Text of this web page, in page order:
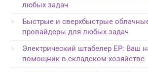
любых задач
Быстрые и сверхбыстрые
провайдеры для любых задач
Электрический штабелер EP: Ваш
помощник в складском хозяйстве